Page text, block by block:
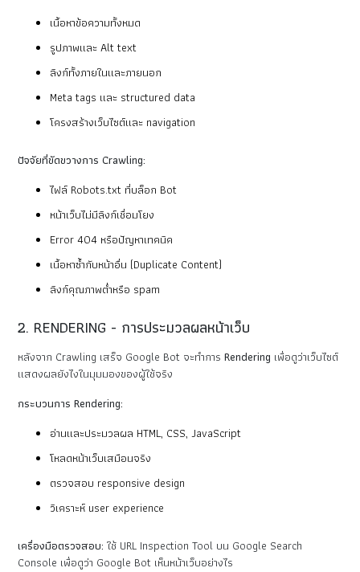
เนื้อหาข้อความทั้งหมด
รูปภาพและ Alt text
ลิงก์ทั้งภายในและภายนอก
Meta tags และ structured data
โครงสร้างเว็บไซต์และ navigation
ปัจจัยที่ขัดขวางการ Crawling:
ไฟล์ Robots.txt ที่บล็อก Bot
หน้าเว็บไม่มีลิงก์เชื่อมโยง
Error 404 หรือปัญหาเทคนิค
เนื้อหาซ้ำกับหน้าอื่น (Duplicate Content)
ลิงก์คุณภาพต่ำหรือ spam
2. RENDERING - การประมวลผลหน้าเว็บ
หลังจาก Crawling เสร็จ Google Bot จะทำการRendering เพื่อดูว่าเว็บไซต์
แสดงผลยังไงในมุมมองของผู้ใช้จริง
กระบวนการ Rendering:
อ่านและประมวลผล HTML, CSS, JavaScript
โหลดหน้าเว็บเสมือนจริง
ตรวจสอบ responsive design
วิเคราะห์ user experience
เครื่องมือตรวจสอบ: ใช้ URL Inspection Tool บน Google Search
Console เพื่อดูว่า Google Bot เห็นหน้าเว็บอย่างไร